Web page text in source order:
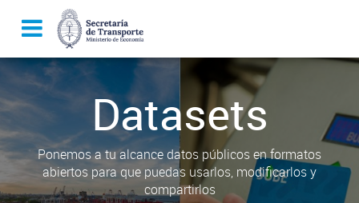
Datasets
Ponemos a tu alcance datos públicos en formatos
abiertos para que puedas usarlos, modificarlos y
compartirlos